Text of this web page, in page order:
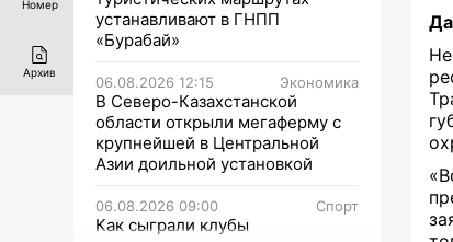
устанавливают в ГНПП
«Бурабай»
06.08.2026 12:15 Экономика
В Северо-Казахстанской
области открыли мегаферму с
крупнейшей в Центральной
Азии доильной установкой
06.08.2026 09:00 Спорт
Как сыграли клубы
Номер
Архив